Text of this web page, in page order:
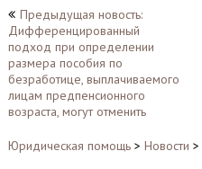
Навигация
по
записям
Предыдущая новость:
Дифференцированный
подход при определении
размера пособия по
безработице, выплачиваемого
лицам предпенсионного
возраста, могут отменить
Юридическая помощь> Новости >